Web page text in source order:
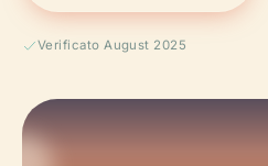
Verificato August 2025